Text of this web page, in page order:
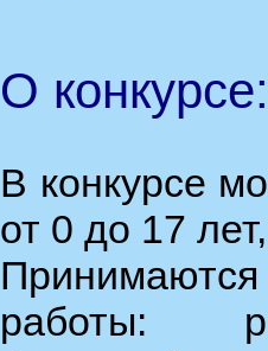
О конкурсе:
В конкурсе
от 0 до 17
работы: